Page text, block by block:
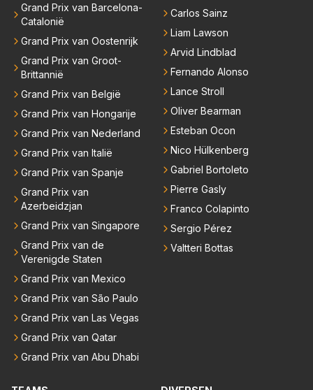
Grand Prix van Barcelona-
Catalonië
Grand Prix van Oostenrijk
Grand Prix van Groot-
Brittannië
Grand Prix van België
Grand Prix van Hongarije
Grand Prix van Nederland
Grand Prix van Italië
Grand Prix van Spanje
Grand Prix van
Azerbeidzjan
Grand Prix van Singapore
Grand Prix van de
Verenigde Staten
Grand Prix van Mexico
Grand Prix van São Paulo
Grand Prix van Las Vegas
Grand Prix van Qatar
Grand Prix van Abu Dhabi
Carlos Sainz
Liam Lawson
Arvid Lindblad
Fernando Alonso
Lance Stroll
Oliver Bearman
Esteban Ocon
Nico Hülkenberg
Gabriel Bortoleto
Pierre Gasly
Franco Colapinto
Sergio Pérez
Valtteri Bottas